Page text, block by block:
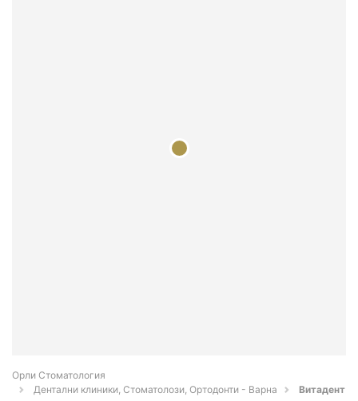
Орли Стоматология
Дентални клиники, Стоматолози, Ортодонти - Варна
Витадент